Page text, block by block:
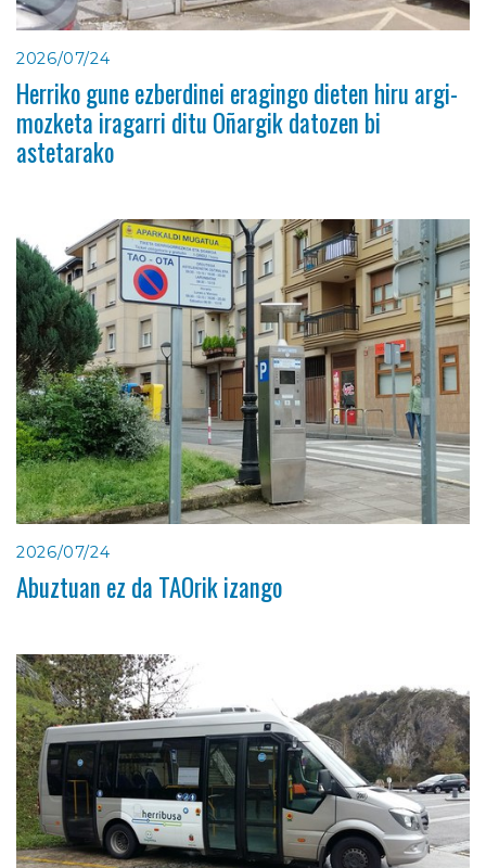
2026/07/24
Herriko gune ezberdinei eragingo dieten hiru argi-
mozketa iragarri ditu Oñargik datozen bi
astetarako
2026/07/24
Abuztuan ez da TAOrik izango